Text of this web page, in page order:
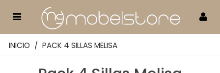
INICIO / PACK 4 SILLAS MELISA